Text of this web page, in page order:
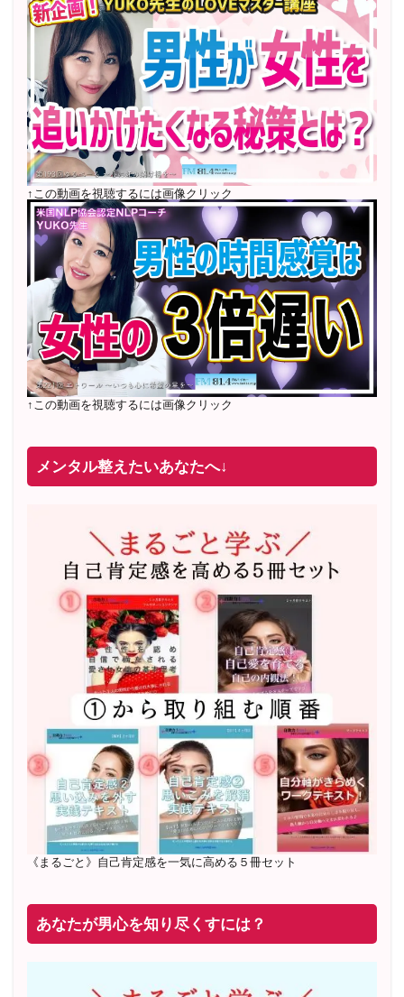
2022年7月〜12月 グループセッション開始 限定10名
様 随時満席
2022年4月 米国NLP協会認定NLPコーチ及び日本NLP能
力開発協会認定NLPコーチ資格取得
2022年2月〜6月 男性心理グループレッスン 20名様
20年8月〜25年3月 少人数制６ヶ月フルサポート 累計
71名 随時満席
2019年6月 恋愛コーチとして活動を開始
↑この動画を視聴するには画像クリック
↑この動画を視聴するには画像クリック
メンタル整えたいあなたへ↓
《まるごと》自己肯定感を一気に高める５冊セット
あなたが男心を知り尽くすには？